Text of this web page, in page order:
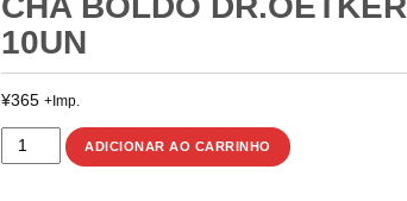
10UN
¥365 +Imp.
CHA
BOLDO
ADICIONAR AO CARRINHO